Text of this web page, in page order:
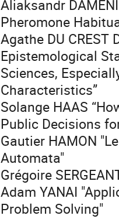
Aliaksandr
Pheromone
Agathe DU CREST
Epistemological
Sciences,
Characteristics”
Solange HAAS
Public Decisions
Gautier HAMON
Automata"
Grégoire
Adam YANAI
Problem Solving"